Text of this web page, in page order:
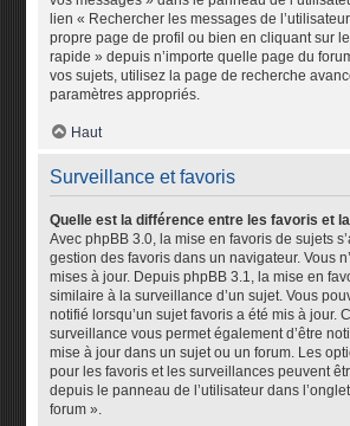
lien « Rechercher les messages de
propre page de profil ou bien en cliquant sur
rapide » depuis n’importe quelle page du
vos sujets, utilisez la page de recherche
paramètres appropriés.
Haut
Surveillance et favoris
Quelle est la différence entre les favoris et
Avec phpBB 3.0, la mise en favoris de sujets
gestion des favoris dans un navigateur. Vous
mises à jour. Depuis phpBB 3.1, la mise en
similaire à la surveillance d’un sujet. Vous
notifié lorsqu’un sujet favoris a été mis à jour.
surveillance vous permet également d’être
mise à jour dans un sujet ou un forum. Les
pour les favoris et les surveillances peuvent
depuis le panneau de l’utilisateur dans
forum ».